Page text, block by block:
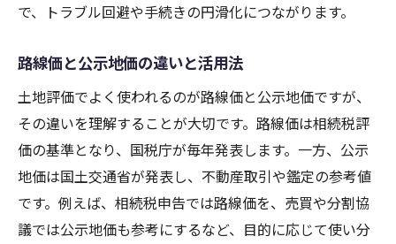
で、トラブル回避や手続きの円滑化につながります。
路線価と公示地価の違いと活用法
土地評価でよく使われるのが路線価と公示地価ですが、
その違いを理解することが大切です。路線価は相続税評
価の基準となり、国税庁が毎年発表します。一方、公示
地価は国土交通省が発表し、不動産取引や鑑定の参考値
です。例えば、相続税申告では路線価を、売買や分割協
議では公示地価も参考にするなど、目的に応じて使い分